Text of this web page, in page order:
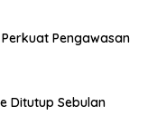
Perkuat Pengawasan
Ditutup Sebulan